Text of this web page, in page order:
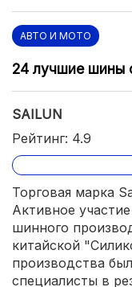
АВТО И МОТО
24 лучшие шины
SAILUN
Рейтинг: 4.9
Торговая марка
Активное
шинного
китайской
производства
специалисты в